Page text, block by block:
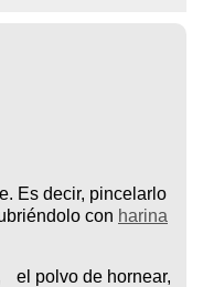
Es decir, pincelarlo
con harina
el polvo de hornear,